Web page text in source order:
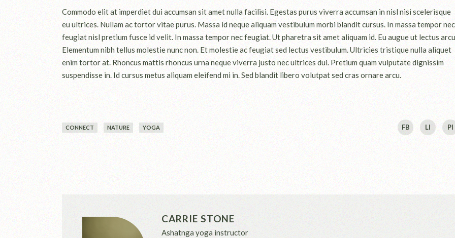
Commodo elit at imperdiet dui accumsan sit amet nulla facilisi. Egestas purus viverra accumsan in nisl nisi scelerisque
eu ultrices. Nullam ac tortor vitae purus. Massa id neque aliquam vestibulum morbi blandit cursus. In massa tempor nec
feugiat nisl pretium fusce id velit. In massa tempor nec feugiat. Ut pharetra sit amet aliquam id. Eu augue ut lectus
Elementum nibh tellus molestie nunc non. Et molestie ac feugiat sed lectus vestibulum. Ultricies tristique nulla aliquet
enim tortor at. Rhoncus mattis rhoncus urna neque viverra justo nec ultrices dui. Pretium quam vulputate dignissim
suspendisse in. Id cursus metus aliquam eleifend mi in. Sed blandit libero volutpat sed cras ornare arcu.
CONNECT NATURE YOGA FB LI PI
CARRIE STONE
Ashatnga yoga instructor